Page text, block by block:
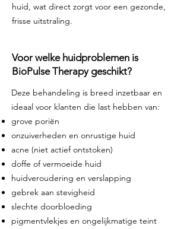
huid, wat direct zorgt voor een gezonde,
frisse uitstraling.
Voor welke huidproblemen is
BioPulse Therapy geschikt?
Deze behandeling is breed inzetbaar en
ideaal voor klanten die last hebben van:
grove poriën
onzuiverheden en onrustige huid
acne (niet actief ontstoken)
doffe of vermoeide huid
huidveroudering en verslapping
gebrek aan stevigheid
slechte doorbloeding
pigmentvlekjes en ongelijkmatige teint